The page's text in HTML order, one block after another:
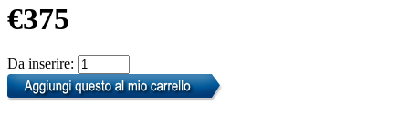
€375
Da inserire: